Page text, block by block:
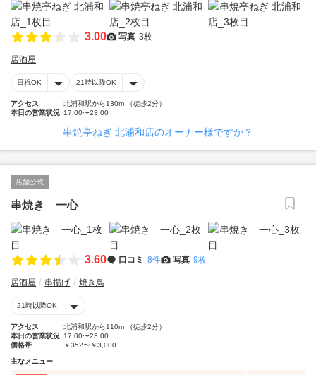
3.00 写真 3枚
居酒屋
日祝OK 21時以降OK
アクセス
北浦和駅から130m （徒歩2分）
本日の営業状況 17:00〜23:00
串焼亭ねぎ 北浦和店のオーナー様ですか？
店舗公式
串焼き 一心
3.60 口コミ 8件 写真 9枚
居酒屋 串揚げ 焼き鳥
21時以降OK
アクセス
北浦和駅から110m （徒歩2分）
本日の営業状況 17:00〜23:00
価格帯
￥352〜￥3,000
主なメニュー